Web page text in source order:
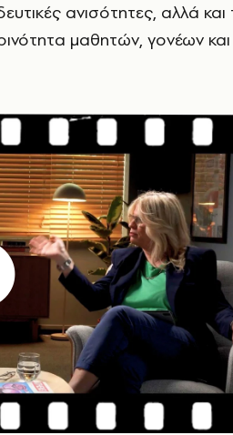
ανισότητες, αλλά και
μαθητών, γονέων και